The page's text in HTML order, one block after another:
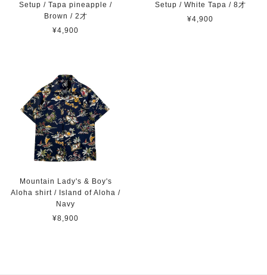
Setup / Tapa pineapple /
Brown / 2才
¥4,900
Setup / White Tapa / 8才
¥4,900
Mountain Lady's & Boy's
Aloha shirt / Island of Aloha /
Navy
¥8,900